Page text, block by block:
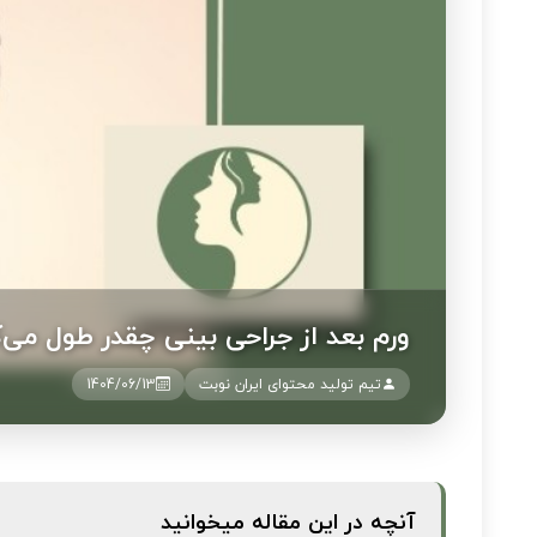
ورم بعد از جراحی بینی چقدر طول
تیم تولید محتوای ایران نوبت 1404/06/13
آنچه در این مقاله میخوانید